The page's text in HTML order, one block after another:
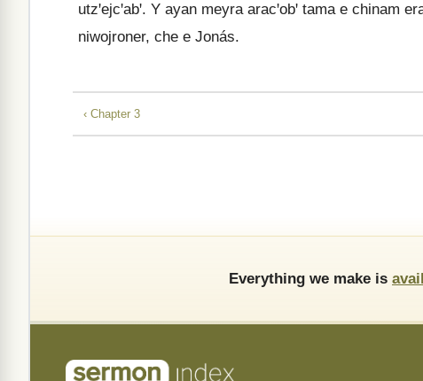
utzꞌejcꞌabꞌ. Y ayan meyra aracꞌobꞌ tama e chinam
niwojroner, che e Jonás.
‹ Chapter 3
Everything we make is